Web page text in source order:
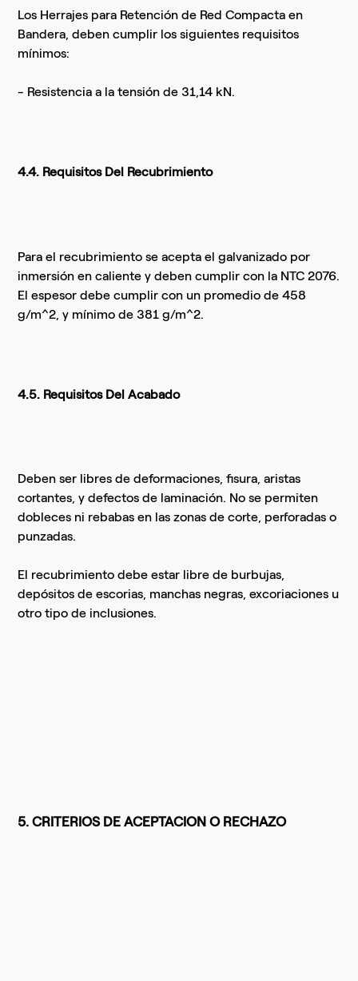
Los Herrajes para Retención de Red Compacta en
Bandera, deben cumplir los siguientes requisitos
mínimos:
- Resistencia a la tensión de 31,14 kN.
4.4. Requisitos Del Recubrimiento
Para el recubrimiento se acepta el galvanizado por
inmersión en caliente y deben cumplir con la NTC 2076.
El espesor debe cumplir con un promedio de 458
g/m^2, y mínimo de 381 g/m^2.
4.5. Requisitos Del Acabado
Deben ser libres de deformaciones, fisura, aristas
cortantes, y defectos de laminación. No se permiten
dobleces ni rebabas en las zonas de corte, perforadas o
punzadas.
El recubrimiento debe estar libre de burbujas,
depósitos de escorias, manchas negras, excoriaciones u
otro tipo de inclusiones.
5. CRITERIOS DE ACEPTACION O RECHAZO